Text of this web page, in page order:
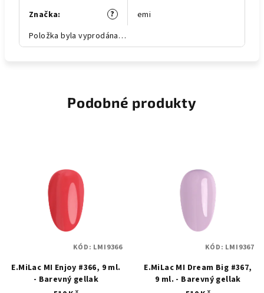
?
Značka:
emi
Položka byla vyprodána…
Podobné produkty
E.MiLac MI Enjoy #366, 9 ml.
- Barevný gellak
KÓD: LMI9366
E.MiLac MI Dream Big #367,
9 ml. - Barevný gellak
KÓD: LMI9367